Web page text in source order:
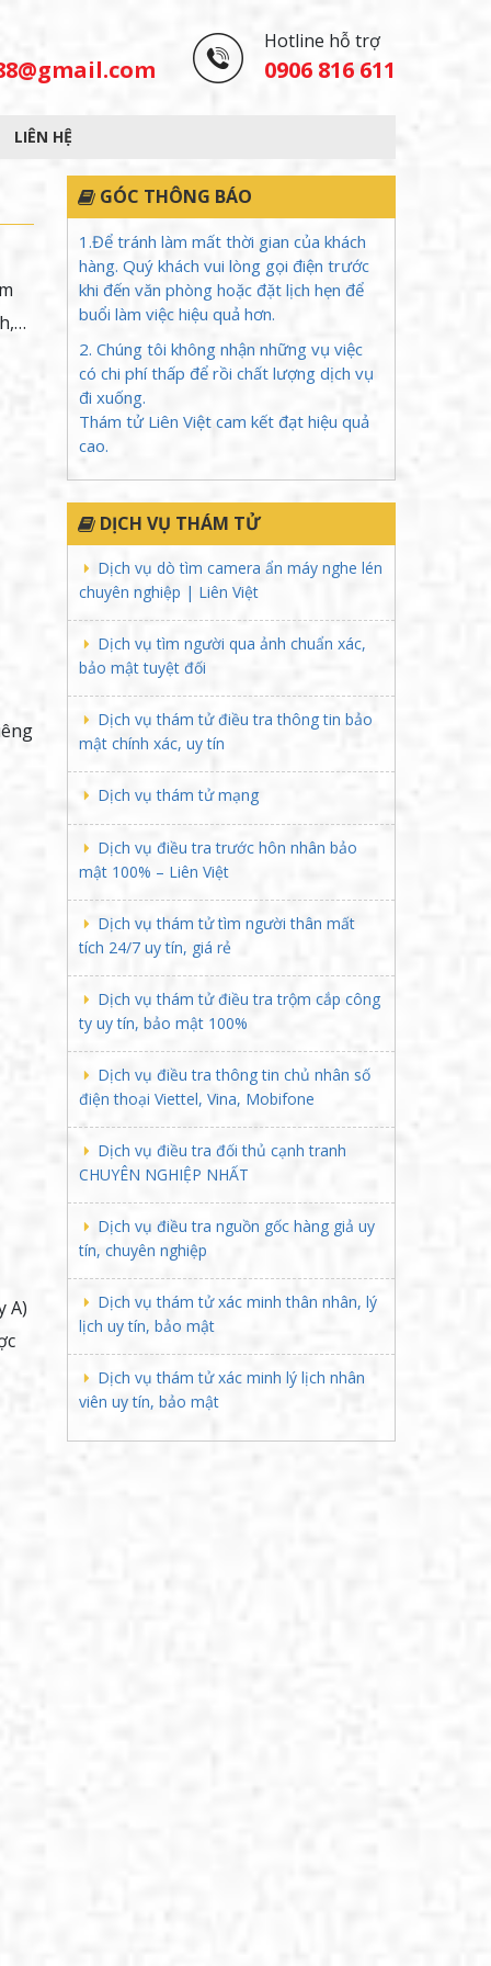
Hotline hỗ trợ
0906 816 611
LIÊN HỆ
A)
GÓC THÔNG BÁO
1.Để tránh làm mất thời gian của khách
hàng. Quý khách vui lòng gọi điện trước
khi đến văn phòng hoặc đặt lịch hẹn để
buổi làm việc hiệu quả hơn.
2. Chúng tôi không nhận những vụ việc
có chi phí thấp để rồi chất lượng dịch vụ
đi xuống.
Thám tử Liên Việt cam kết đạt hiệu quả
cao.
DỊCH VỤ THÁM TỬ
Dịch vụ dò tìm camera ẩn máy nghe lén
chuyên nghiệp | Liên Việt
Dịch vụ tìm người qua ảnh chuẩn xác,
bảo mật tuyệt đối
Dịch vụ thám tử điều tra thông tin bảo
mật chính xác, uy tín
Dịch vụ thám tử mạng
Dịch vụ điều tra trước hôn nhân bảo
mật 100% – Liên Việt
Dịch vụ thám tử tìm người thân mất
tích 24/7 uy tín, giá rẻ
Dịch vụ thám tử điều tra trộm cắp công
ty uy tín, bảo mật 100%
Dịch vụ điều tra thông tin chủ nhân số
điện thoại Viettel, Vina, Mobifone
Dịch vụ điều tra đối thủ cạnh tranh
CHUYÊN NGHIỆP NHẤT
Dịch vụ điều tra nguồn gốc hàng giả uy
tín, chuyên nghiệp
Dịch vụ thám tử xác minh thân nhân, lý
lịch uy tín, bảo mật
Dịch vụ thám tử xác minh lý lịch nhân
viên uy tín, bảo mật